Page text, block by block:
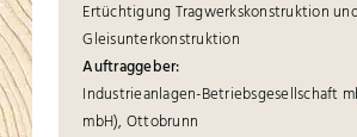
Ertüchtigung Tragwerkskonstruktion
Gleisunterkonstruktion
Auftraggeber:
Industrieanlagen-Betriebsgesellschaft
mbH), Ottobrunn